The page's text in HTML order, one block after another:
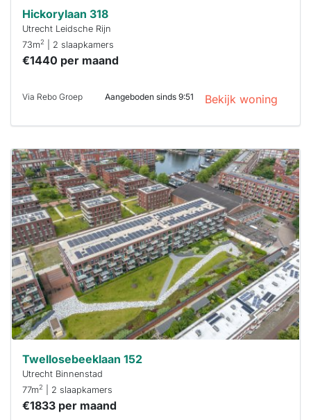
Hickorylaan 318
Utrecht Leidsche Rijn
73m2 | 2 slaapkamers
€1440 per maand
Via Rebo Groep Aangeboden sinds 9:51 Bekijk woning
Deze woning
is
waarschijnlijk
al verhuurd
Om kans te
maken moet je
binnen 15
minuten
reageren.
Stekkies helpt
je hierbij!
Twellosebeeklaan 152
Utrecht Binnenstad
77m2 | 2 slaapkamers
€1833 per maand